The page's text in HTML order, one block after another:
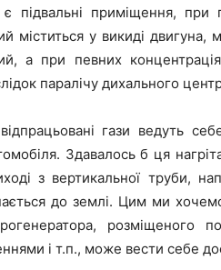
є підвальні приміщення, при
міститься у викиді
а при певних
паралічу дихального
гази ведуть
Здавалось б ця
з вертикальної труби,
до землі. Цим ми
розміщеного
і т.п., може вести себе